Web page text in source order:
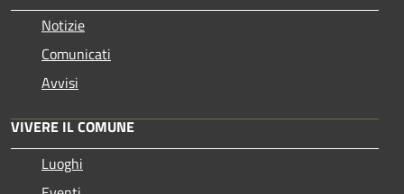
Notizie
Comunicati
Avvisi
VIVERE IL COMUNE
Luoghi